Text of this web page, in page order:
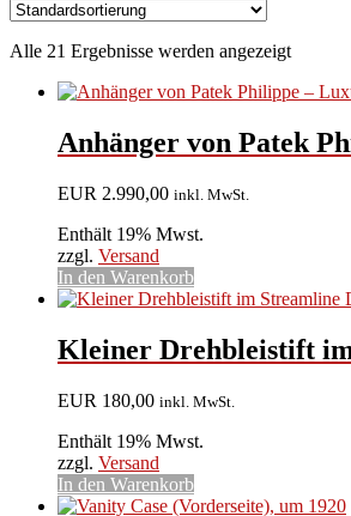
Alle 21 Ergebnisse werden angezeigt
Anhänger von Patek
EUR 2.990,00 inkl. MwSt.
Enthält 19% Mwst.
zzgl. Versand
In den Warenkorb
Kleiner Drehbleistift im
EUR 180,00 inkl. MwSt.
Enthält 19% Mwst.
zzgl. Versand
In den Warenkorb